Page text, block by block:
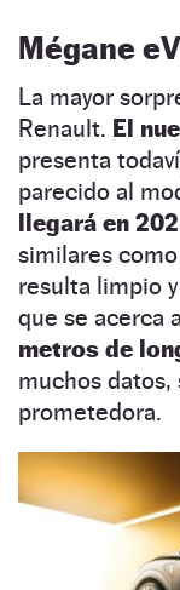
Mégane
La mayor
Renault. El
presenta
parecido al
llegará en
similares
resulta limpio
que se acerca
metros de
muchos
prometedora.